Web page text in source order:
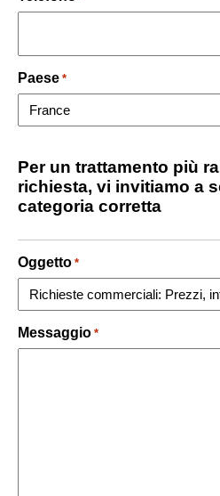
Paese *
Per un trattamento più
richiesta, vi invitiamo a
categoria corretta
Oggetto *
Messaggio *